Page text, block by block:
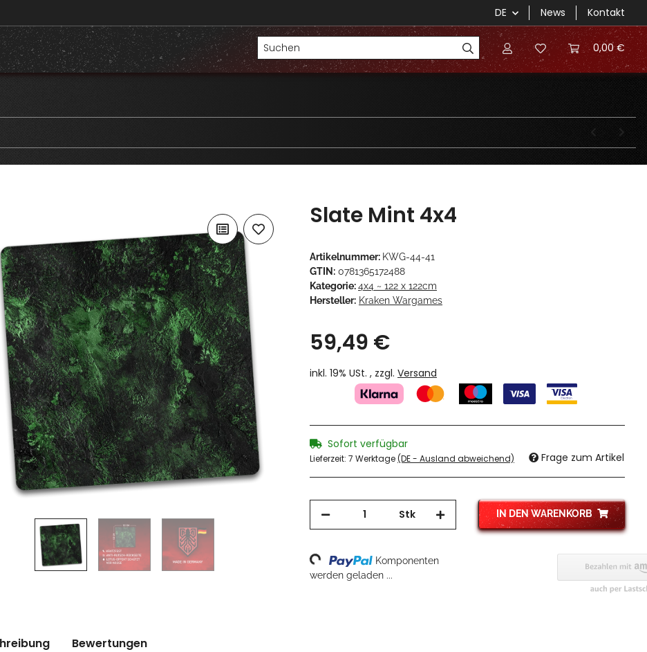
DE News Kontakt
0,00 €
Slate Mint 4x4
Artikelnummer: KWG-44-41
GTIN: 0781365172488
Kategorie:4x4 ~ 122 x 122cm
Hersteller: Kraken Wargames
59,49 €
inkl. 19% USt. , zzgl. Versand
Sofort verfügbar
Lieferzeit: 7 Werktage(DE - Ausland abweichend) Frage zum Artikel
Stk IN DEN WARENKORB
Loading...
Komponenten
werden geladen ...
Bewertungen